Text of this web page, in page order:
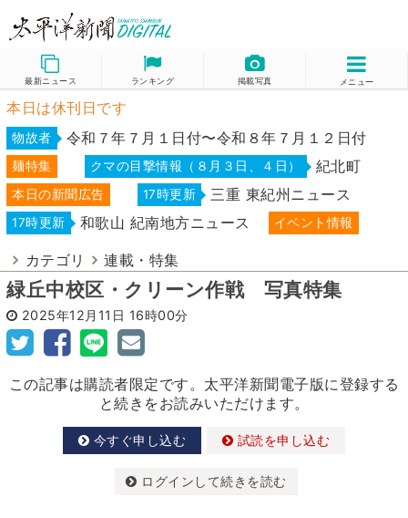
最新ニュース ランキング 掲載写真 メニュー
本日は休刊日です
物故者 令和７年７月１日付〜令和８年７月１２日付
麺特集 クマの目撃情報（８月３日、４日） 紀北町
本日の新聞広告 17時更新 三重 東紀州ニュース
17時更新 和歌山 紀南地方ニュース イベント情報
カテゴリ 連載・特集
緑丘中校区・クリーン作戦 写真特集
2025年12月11日 16時00分
この記事は購読者限定です。太平洋新聞電子版に登録する
と続きをお読みいただけます。
今すぐ申し込む 試読を申し込む
ログインして続きを読む